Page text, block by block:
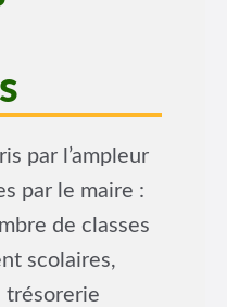
par l’ampleur
par le maire :
de classes
scolaires,
trésorerie